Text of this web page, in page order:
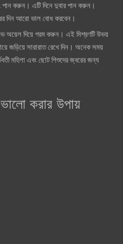
করুন। এটি দিনে দুবার পান করুন।
দিন আরো ভাল বোধ করবেন।
অয়েল দিয়ে গরম করুন। এই মিশ্রণটি উভয়
জড়িয়ে সারারাত রেখে দিন। অনেক সময়
মহিলা এবং ছোট শিশুদের জ্বরের জন্য
করার উপায়